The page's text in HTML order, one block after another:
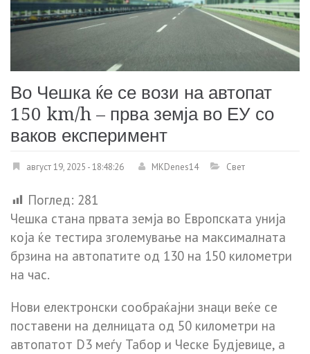
Во Чешка ќе се вози на автопат
150 km/h – прва земја во ЕУ со
ваков експеримент
август 19, 2025 - 18:48:26 MKDenes14 Свет
Поглед: 281
Чешка стана првата земја во Европската унија
која ќе тестира зголемување на максималната
брзина на автопатите од 130 на 150 километри
на час.
Нови електронски сообраќајни знаци веќе се
поставени на делницата од 50 километри на
автопатот D3 меѓу Табор и Ческе Будјевице, а